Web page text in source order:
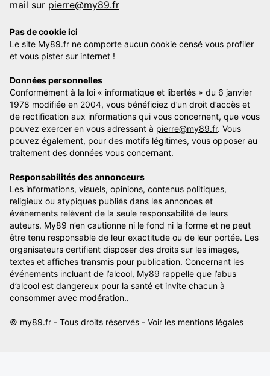
mail sur pierre@my89.fr
Pas de cookie ici
Le site My89.fr ne comporte aucun cookie censé vous profiler
et vous pister sur internet !
Données personnelles
Conformément à la loi « informatique et libertés » du 6 janvier
1978 modifiée en 2004, vous bénéficiez d’un droit d’accès et
de rectification aux informations qui vous concernent, que vous
pouvez exercer en vous adressant à pierre@my89.fr. Vous
pouvez également, pour des motifs légitimes, vous opposer au
traitement des données vous concernant.
Responsabilités des annonceurs
Les informations, visuels, opinions, contenus politiques,
religieux ou atypiques publiés dans les annonces et
événements relèvent de la seule responsabilité de leurs
auteurs. My89 n’en cautionne ni le fond ni la forme et ne peut
être tenu responsable de leur exactitude ou de leur portée. Les
organisateurs certifient disposer des droits sur les images,
textes et affiches transmis pour publication. Concernant les
événements incluant de l’alcool, My89 rappelle que l’abus
d’alcool est dangereux pour la santé et invite chacun à
consommer avec modération..
© my89.fr - Tous droits réservés - Voir les mentions légales